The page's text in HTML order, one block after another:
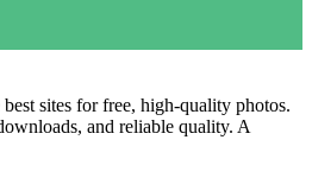
sites for free, high‑quality photos.
and reliable quality. A